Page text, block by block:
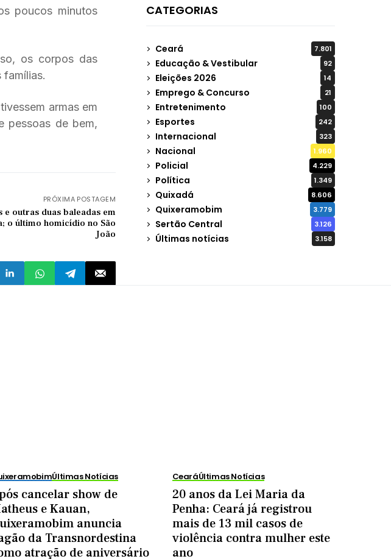
poucos minutos
os corpos das
famílias.
armas em
pessoas de bem,
PRÓXIMA POSTAGEM
e outras duas baleadas em
o último homicídio no São
João
CATEGORIAS
Ceará 7.801
Educação & Vestibular 92
Eleições 2026 14
Emprego & Concurso 21
Entretenimento 100
Esportes 242
Internacional 323
Nacional 1.960
Policial 4.229
Política 1.349
Quixadá 8.606
Quixeramobim 3.779
Sertão Central 3.126
Últimas notícias 3.158
Últimas Notícias
cancelar show de
e Kauan,
anuncia
da Transnordestina
atração de aniversário
CearáÚltimas Notícias
20 anos da Lei Maria da
Penha: Ceará já registrou
mais de 13 mil casos de
violência contra mulher este
ano